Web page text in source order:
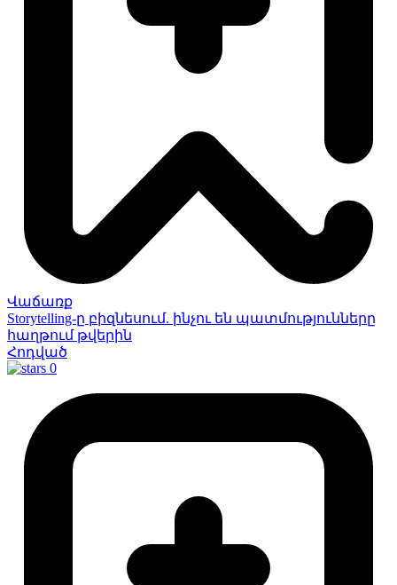
Վաճառք
Storytelling-ը բիզնեսում. ինչու են պատմությունները
հաղթում թվերին
Հոդված
0